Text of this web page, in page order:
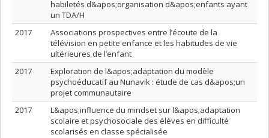
habiletés d&apos;organisation d&apos;enfants ayant
un TDA/H
2017
Associations prospectives entre l’écoute de la
télévision en petite enfance et les habitudes de vie
ultérieures de l’enfant
2017
Exploration de l&apos;adaptation du modèle
psychoéducatif au Nunavik : étude de cas d&apos;un
projet communautaire
2017
L&apos;influence du mindset sur l&apos;adaptation
scolaire et psychosociale des élèves en difficulté
scolarisés en classe spécialisée